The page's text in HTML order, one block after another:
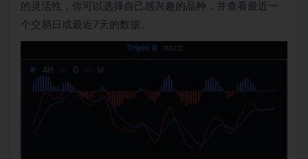
的灵活性，你可以选择自己感兴趣的品种，并查看最近一
个交易日或最近7天的数据。